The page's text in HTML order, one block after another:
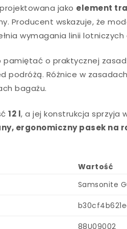
jako element
Producent wskazuje, że
wymagania linii
o praktycznej
podróżą. Różnice w
bagażu.
12 l, a jej konstrukcja sprzyja
ergonomiczny pasek na
Wartość
Samsonite
88U09002